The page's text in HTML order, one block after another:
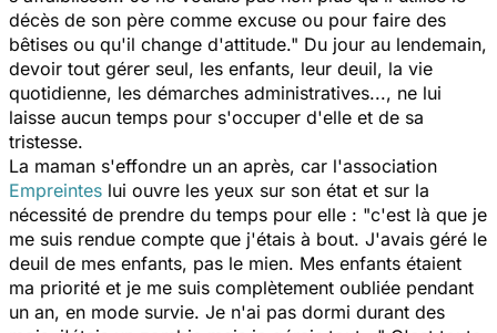
décès de son père comme excuse ou pour faire des
bêtises ou qu'il change d'attitude." Du jour au lendemain,
devoir tout gérer seul, les enfants, leur deuil, la vie
quotidienne, les démarches administratives..., ne lui
laisse aucun temps pour s'occuper d'elle et de sa
tristesse.
La maman s'effondre un an après, car l'association
Empreintes lui ouvre les yeux sur son état et sur la
nécessité de prendre du temps pour elle : "c'est là que je
me suis rendue compte que j'étais à bout. J'avais géré le
deuil de mes enfants, pas le mien. Mes enfants étaient
ma priorité et je me suis complètement oubliée pendant
un an, en mode survie. Je n'ai pas dormi durant des